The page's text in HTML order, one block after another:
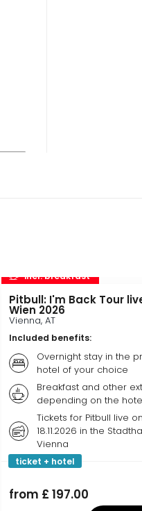
incl. breakfast
Pitbull: I'm Back Tour
Wien 2026
Vienna, AT
Included benefits:
Overnight stay in the
hotel of your choice
Breakfast and other
depending on the
Tickets for Pitbull live on
18.11.2026 in the
Vienna
ticket + hotel
from £ 197.00